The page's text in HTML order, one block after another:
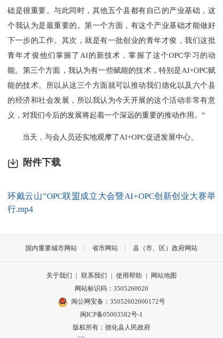
础是很重要。与此同时，其他五个县都有自己的产业基础，这
个我认为是最重要的。第一个方面，有这个产业基础才能做好
下一步的工作。其次，就是有一批创业的青年才俊，我们这批
青年才俊他们掌握了AI的新技术，掌握了这个OPC学习的动
能。第三个方面，我认为有一些赋能的技术，特别是AI+OPC赋
能的技术。所以从这三个方面就可以推动我们德化以及六个县
的经济和社会发展，所以我认为今天开展的这个活动非常有意
义，对我们今后的发展将起着一个深远的重要的推动作用。”
当天，与会人员还实地观摩了AI+OPC促进发展中心。
附件下载
环戴云山”OPC联盟成立大会暨AI+OPC创新创业大赛举
行.mp4
国内重要城市网站 省市网站 县（市、区）政府网站
关于我们 | 联系我们 | 使用帮助 |
网站地图
网站标识码：3505260020
闽公网安备：35052602000172号
闽ICP备05003582号-1
版权所有：德化县人民政府